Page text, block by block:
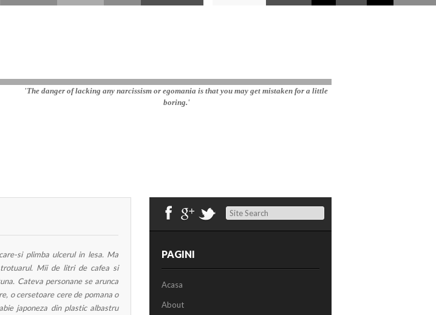
'The danger of lacking any narcissism or egomania is that you may get mistaken for a little
boring.'
si plimba ulcerul in lesa. Ma
Mii de litri de cafea si
Cateva personane se arunca
o cersetoare cere de pomana o
japoneza din plastic albastru
Search
PAGINI
Acasa
About